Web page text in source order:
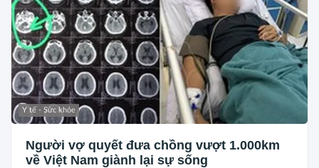
Y tế - Sức khỏe
Người vợ quyết đưa chồng vượt 1.000km
về Việt Nam giành lại sự sống